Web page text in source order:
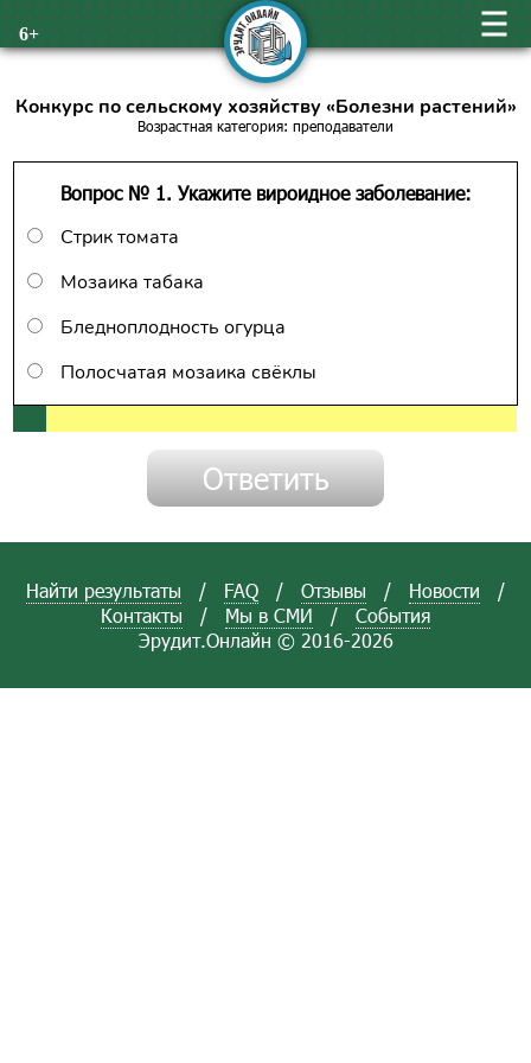
6+
Конкурс по сельскому хозяйству «Болезни растений»
Возрастная категория: преподаватели
Вопрос № 1. Укажите вироидное заболевание:
Стрик томата
Мозаика табака
Бледноплодность огурца
Полосчатая мозаика свёклы
Найти результаты / FAQ / Отзывы / Новости
/
Контакты
/ Мы в СМИ /
События
Эрудит.Онлайн © 2016-2026